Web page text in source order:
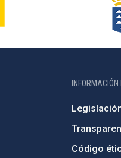
INFORMACIÓN
Código